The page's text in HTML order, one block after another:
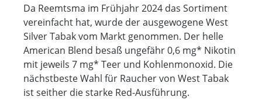
Da Reemtsma im Frühjahr 2024 das Sortiment
vereinfacht hat, wurde der ausgewogene West
Silver Tabak vom Markt genommen. Der helle
American Blend besaß ungefähr 0,6 mg* Nikotin
mit jeweils 7 mg* Teer und Kohlenmonoxid. Die
nächstbeste Wahl für Raucher von West Tabak
ist seither die starke Red-Ausführung.